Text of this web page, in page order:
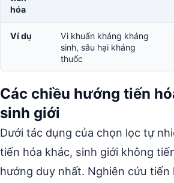
hóa
Ví dụ
Vi khuẩn kháng kháng
sinh, sâu hại kháng
thuốc
Các chiều hướng tiến
sinh giới
Dưới tác dụng của chọn lọc tự
tiến hóa khác, sinh giới không
hướng duy nhất. Nghiên cứu tiến